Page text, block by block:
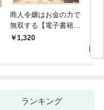
商人令嬢はお金の力で
無双する【電子書籍限
定書き下ろしSS付
1,320
デ
ランキング